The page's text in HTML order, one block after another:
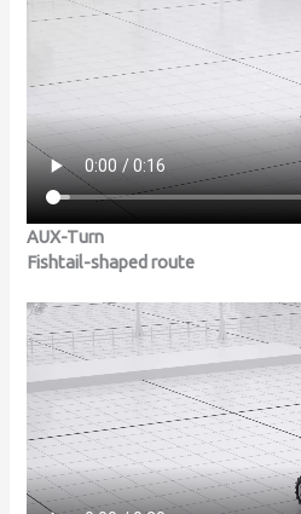
AUX-Turn
Fishtail-shaped route